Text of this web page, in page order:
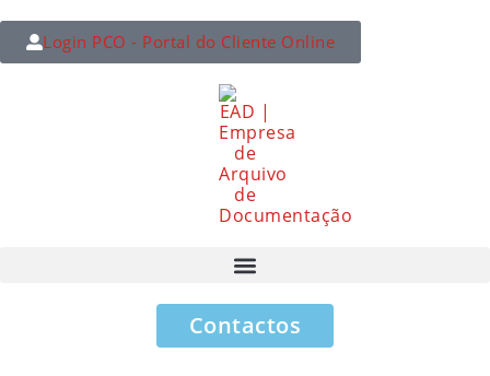
Login PCO - Portal do Cliente Online
Contactos